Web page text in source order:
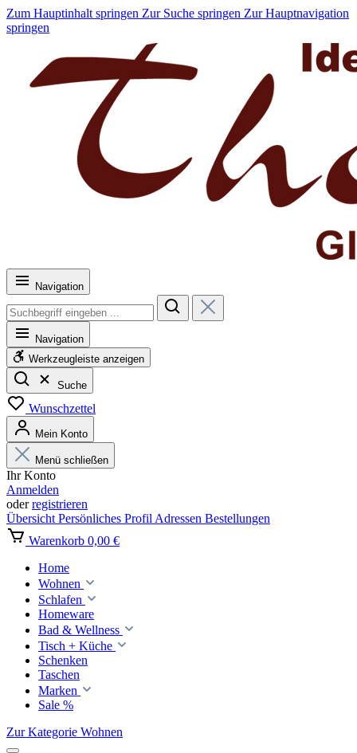
Zum Hauptinhalt springen Zur Suche springen Zur Hauptnavigation
springen
Navigation
Navigation
Werkzeugleiste anzeigen
Suche
Wunschzettel
Mein Konto
Menü schließen
Ihr Konto
Anmelden
oderregistrieren
Übersicht Persönliches Profil Adressen Bestellungen
Warenkorb 0,00 €
Home
Wohnen
Schlafen
Homeware
Bad & Wellness
Tisch + Küche
Schenken
Taschen
Marken
Sale %
Zur Kategorie Wohnen